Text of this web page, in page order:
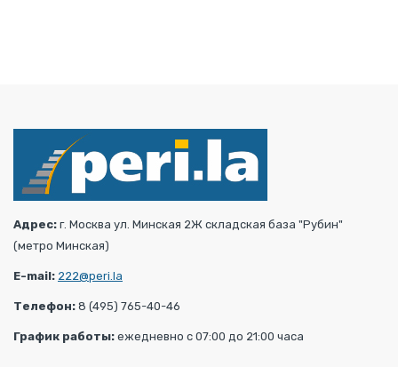
Адрес: г. Москва ул. Минская 2Ж складская база "Рубин"
(метро Минская)
E-mail: 222@peri.la
Телефон: 8 (495) 765-40-46
График работы: ежедневно с 07:00 до 21:00 часа